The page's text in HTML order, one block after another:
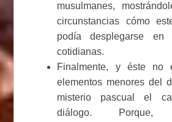
musulmanes,
circunstancias cómo
podía desplegarse en
cotidianas.
Finalmente, y éste
elementos menores del
misterio pascual el
diálogo. Porque,